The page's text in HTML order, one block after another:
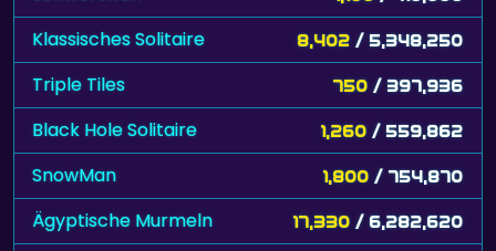
Klassisches Solitaire 8,402 / 5,348,250
Triple Tiles 750 / 397,936
Black Hole Solitaire 1,260 / 559,862
SnowMan 1,800 / 754,870
Ägyptische Murmeln 17,330 / 6,282,620